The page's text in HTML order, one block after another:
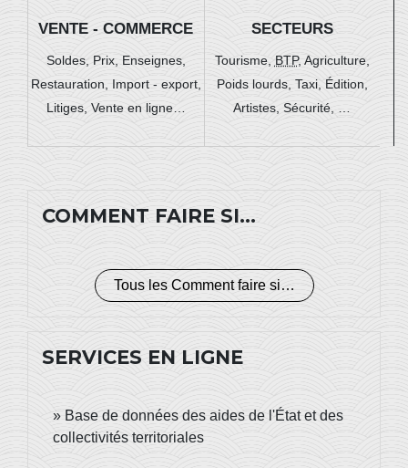
VENTE - COMMERCE
Soldes, Prix, Enseignes,
Restauration, Import - export,
Litiges, Vente en ligne…
SECTEURS
Tourisme, BTP, Agriculture,
Poids lourds, Taxi, Édition,
Artistes,Sécurité, …
COMMENT FAIRE SI…
Tous les Comment faire si…
SERVICES EN LIGNE
Base de données des aides de l'État et des
collectivités territoriales